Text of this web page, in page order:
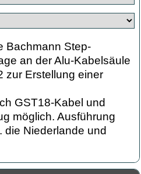
Bachmann Step-
an der Alu-Kabelsäule
zur Erstellung einer
GST18-Kabel und
möglich. Ausführung
die Niederlande und